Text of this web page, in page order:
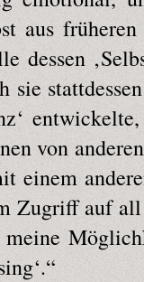
aus
dessen
sie
von
einem
Zugriff auf